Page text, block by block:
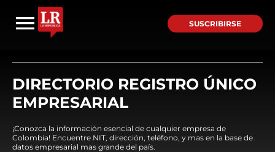
SUSCRIBIRSE
DIRECTORIO REGISTRO ÚNICO
EMPRESARIAL
¡Conozca la información esencial de cualquier empresa de
Colombia! Encuentre NIT, dirección, teléfono, y mas en la base de
datos empresarial mas grande del país.